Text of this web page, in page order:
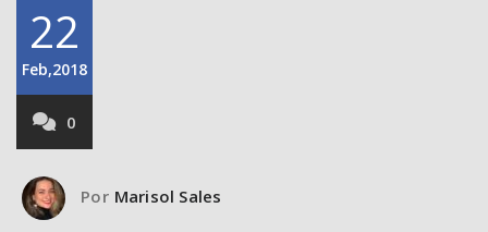
22
Feb,2018
0
Por Marisol Sales